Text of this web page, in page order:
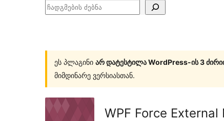
ჩადგმების
ეს პლაგინი არ დატესტილა WordPress-ის 3
მიმდინარე ვერსიასთან.
WPF Force External